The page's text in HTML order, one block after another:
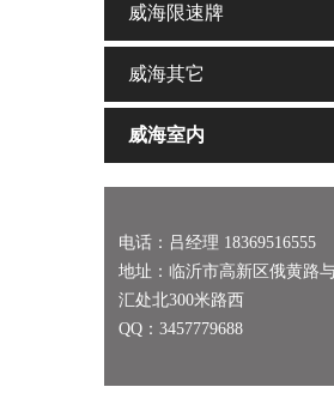
威海限速牌
威海其它
威海室内
电话：吕经理 18369516555
地址：临沂市高新区俄黄路
汇处北300米路西
QQ：3457779688